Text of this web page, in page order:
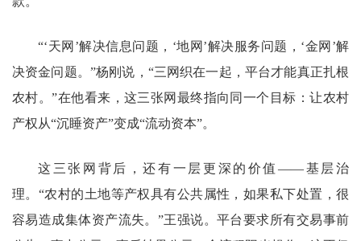
“‘天网’解决信息问题，‘地网’解决服务问题，‘金网’解
决资金问题。”杨刚说，“三网织在一起，平台才能真正扎根
农村。”在他看来，这三张网最终指向同一个目标：让农村
产权从“沉睡资产”变成“流动资本”。
这三张网背后，还有一层更深的价值——基层治
理。“农村的土地等产权具有公共属性，如果私下处置，很
容易造成集体资产流失。”王强说。平台要求所有交易事前